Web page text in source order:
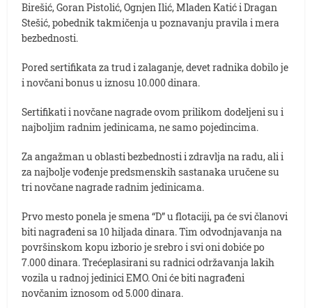
Birešić, Goran Pistolić, Ognjen Ilić, Mladen Katić i Dragan
Stešić, pobednik takmičenja u poznavanju pravila i mera
bezbednosti.
Pored sertifikata za trud i zalaganje, devet radnika dobilo je
i novčani bonus u iznosu 10.000 dinara.
Sertifikati i novčane nagrade ovom prilikom dodeljeni su i
najboljim radnim jedinicama, ne samo pojedincima.
Za angažman u oblasti bezbednosti i zdravlja na radu, ali i
za najbolje vođenje predsmenskih sastanaka uručene su
tri novčane nagrade radnim jedinicama.
Prvo mesto ponela je smena “D” u flotaciji, pa će svi članovi
biti nagrađeni sa 10 hiljada dinara. Tim odvodnjavanja na
površinskom kopu izborio je srebro i svi oni dobiće po
7.000 dinara. Trećeplasirani su radnici održavanja lakih
vozila u radnoj jedinici EMO. Oni će biti nagrađeni
novčanim iznosom od 5.000 dinara.